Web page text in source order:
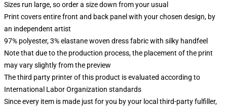
Sizes run large, so order a size down from your usual
Print covers entire front and back panel with your chosen design, by
an independent artist
97% polyester, 3% elastane woven dress fabric with silky handfeel
Note that due to the production process, the placement of the print
may vary slightly from the preview
The third party printer of this product is evaluated according to
International Labor Organization standards
Since every item is made just for you by your local third-party fulfiller,